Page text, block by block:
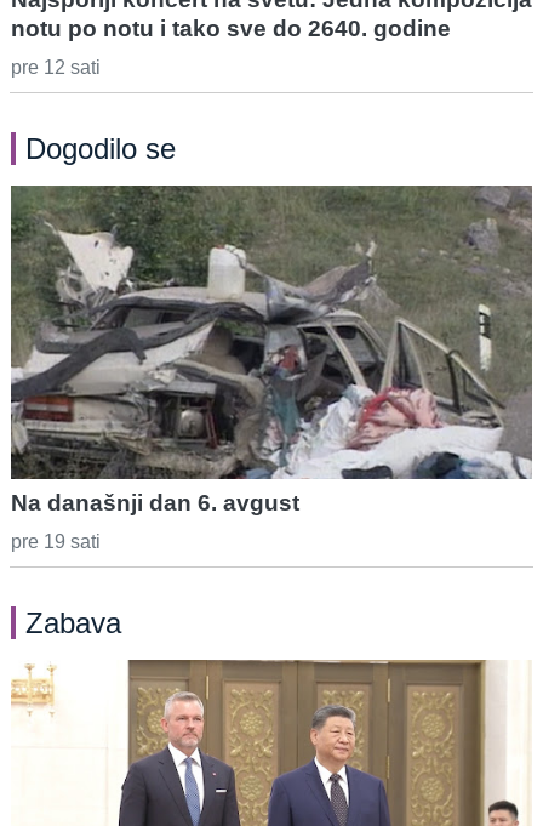
notu po notu i tako sve do 2640. godine
pre 12 sati
Dogodilo se
Na današnji dan 6. avgust
pre 19 sati
Zabava